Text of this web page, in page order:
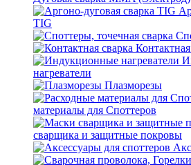
TIG
нагреватели
Плазморезы
материалы для Споттеров
сварщика и защитные покровы